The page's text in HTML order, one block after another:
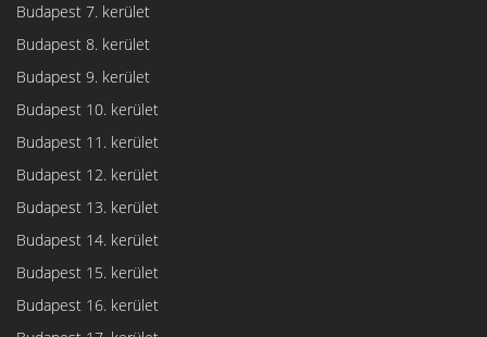
Budapest 7. kerület
Budapest 8. kerület
Budapest 9. kerület
Budapest 10. kerület
Budapest 11. kerület
Budapest 12. kerület
Budapest 13. kerület
Budapest 14. kerület
Budapest 15. kerület
Budapest 16. kerület